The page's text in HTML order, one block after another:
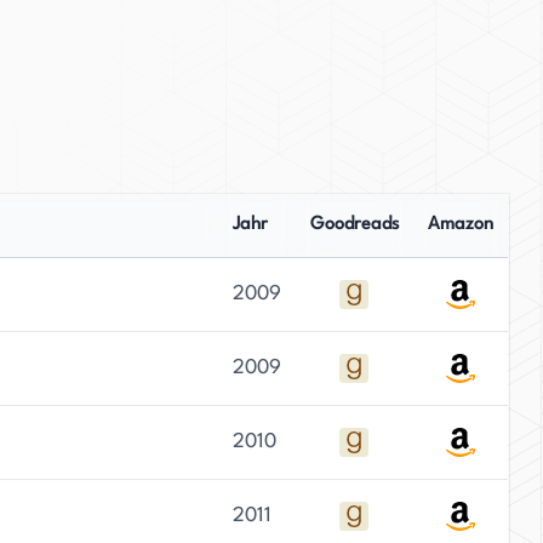
Jahr Goodreads Amazon
2009
2009
2010
2011